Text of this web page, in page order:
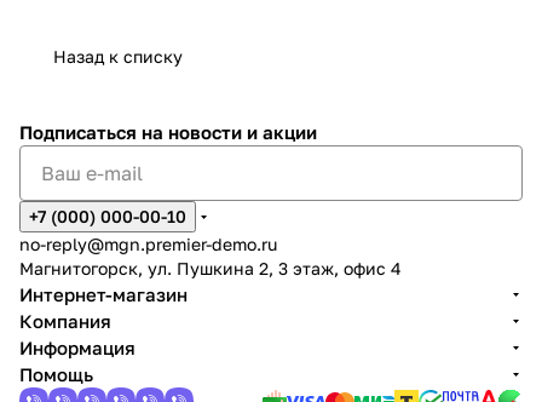
Назад к списку
Подписаться на новости и акции
+7 (000) 000-00-10
no-reply@mgn.premier-demo.ru
Магнитогорск, ул. Пушкина 2, 3 этаж, офис 4
Интернет-магазин
Компания
Информация
Помощь